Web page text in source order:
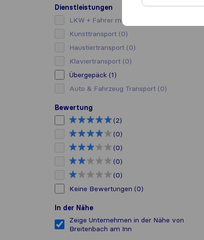
Dienstleistungen
LKW + Fahrer mieten
Kunsttransport (0)
Haustiertransport (0)
Klaviertransport (0)
Übergepäck (1)
Auto & Fahrzeug Transport (0)
Bewertung
(2)
(0)
(0)
(0)
(0)
Keine Bewertungen (0)
In der Nähe
Zeige Unternehmen in der Nähe von
Breitenbach am Inn